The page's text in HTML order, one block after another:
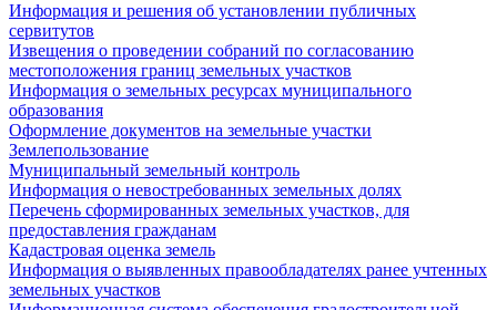
Информация и решения об установлении публичных
сервитутов
Извещения о проведении собраний по согласованию
местоположения границ земельных участков
Информация о земельных ресурсах муниципального
образования
Оформление документов на земельные участки
Землепользование
Муниципальный земельный контроль
Информация о невостребованных земельных долях
Перечень сформированных земельных участков, для
предоставления гражданам
Кадастровая оценка земель
Информация о выявленных правообладателях ранее учтенных
земельных участков